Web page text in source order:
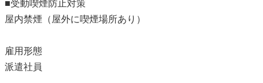
■受動喫煙防止対策
屋内禁煙（屋外に喫煙場所あり）
雇用形態
派遣社員